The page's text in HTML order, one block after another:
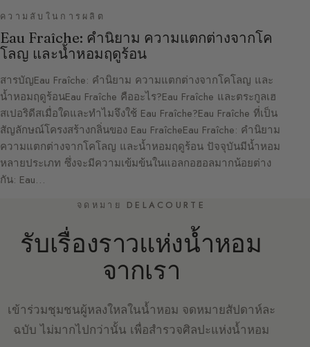
ความลับในการผลิต
Eau Fraîche: คำนิยาม ความแตกต่างจากโค
โลญ และน้ำหอมฤดูร้อน
สารบัญEau Fraîche: คำนิยาม ความแตกต่างจากโคโลญ และ
น้ำหอมฤดูร้อนEau Fraîche คืออะไร?Eau Fraîche และตระกูลเฮ
สเปอริดีสเมื่อใดและทำไมจึงใช้ Eau Fraîche?Eau Fraîche ที่เป็น
สัญลักษณ์โครงสร้างกลิ่นของ Eau FraîcheEau Fraîche: คำนิยาม
ความแตกต่างจากโคโลญ และน้ำหอมฤดูร้อน ปัจจุบันมีน้ำหอม
หลายประเภท ซึ่งจะมีความเข้มข้นในแอลกอฮอลมากน้อยต่าง
กัน: Eau…
จดหมาย DELACOURTE
รับเรื่องราวแห่งน้ำหอม
จากเรา
เข้าร่วมชุมชนผู้หลงใหลในน้ำหอม จดหมายสัปดาห์ละ
ฉบับ ไม่มากไปกว่านั้น เพื่อสำรวจศิลปะแห่งน้ำหอม